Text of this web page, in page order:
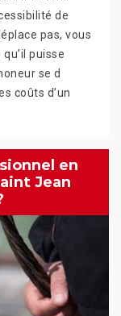
de
pas, vous
puisse
se d
coûts d’un
en
Jean